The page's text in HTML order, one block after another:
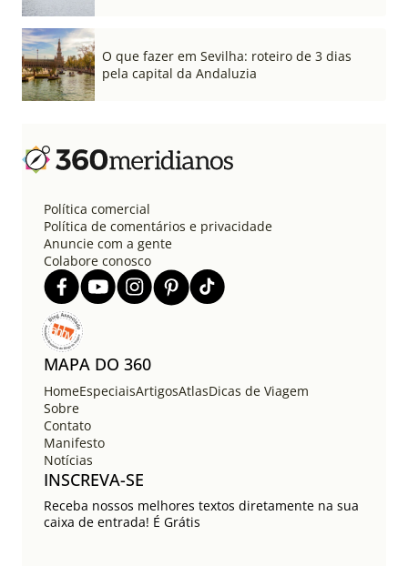
O que fazer em Sevilha: roteiro de 3 dias
pela capital da Andaluzia
Política comercial
Política de comentários e privacidade
Anuncie com a gente
Colabore conosco
MAPA DO 360
HomeEspeciaisArtigosAtlasDicas de Viagem
Sobre
Contato
Manifesto
Notícias
INSCREVA-SE
Receba nossos melhores textos diretamente na sua
caixa de entrada! É Grátis